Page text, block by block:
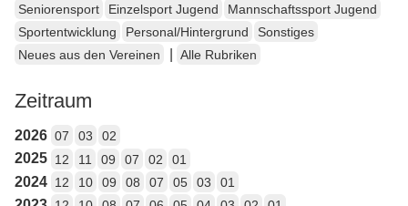
Seniorensport
Einzelsport Jugend
Mannschaftssport Jugend
Sportentwicklung
Personal/Hintergrund
Sonstiges
Neues aus den Vereinen
Alle Rubriken
Zeitraum
2026 07 03 02
2025 12 11 09 07 02 01
2024 12 10 09 08 07 05 03 01